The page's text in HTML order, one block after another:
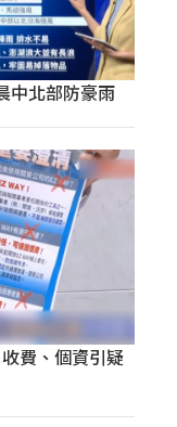
中北部防豪雨
費、個資引疑